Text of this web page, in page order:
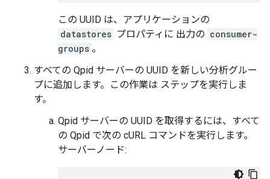
この UUID は、アプリケーションの
datastores プロパティに 出力の consumer-
groups 。
すべての Qpid サーバーの UUID を新しい分析グルー
プに追加します。この作業は ステップを実行しま
す。
Qpid サーバーの UUID を取得するには、すべて
の Qpid で次の cURL コマンドを実行します。
サーバーノード: